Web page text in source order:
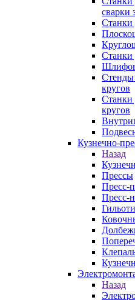
сварки
Станки
Станки
Стенды
кругов
Станки
кругов
Кузнечно-
Назад
Прессы
Пресс-
Пресс-
Назад